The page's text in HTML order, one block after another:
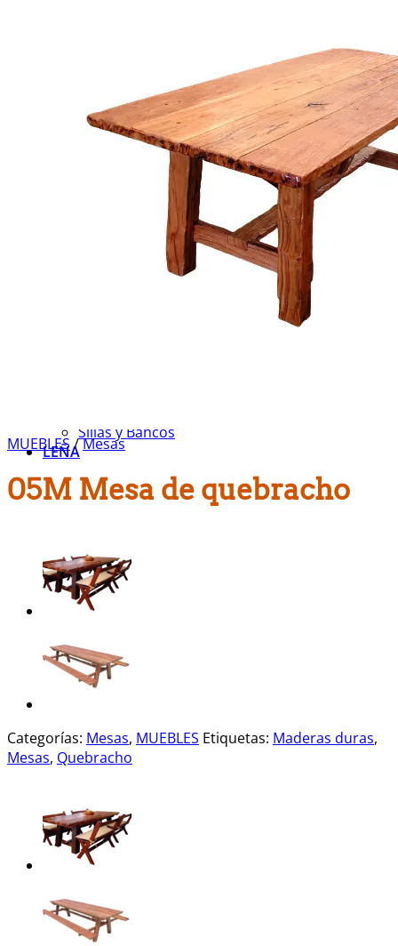
Mesadas
Muebles de Cocina
Muebles de Baño
Escaleras y Pisos
Aberturas y Portones
Durmientes y Tablas
Sillas y Bancos
LEÑA
MUEBLES /Mesas
05M Mesa de quebracho
Categorías: Mesas, MUEBLES Etiquetas: Maderas duras,
Mesas, Quebracho